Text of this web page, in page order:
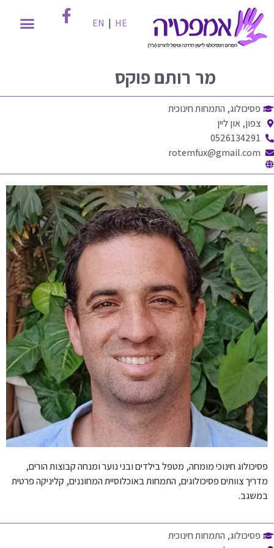
EN | HE
מר רותם פוקס
פסיכולוג, התמחות חינוכית
צפון, און ליין
0526134291
rotemfux@gmail.com
פסיכולוג חינוכי מומחה, מטפל בילדים ובני נוער ומנחה קבוצות הורים,
מדריך צוותים פסיכולוגים, התמחות באוכלוסיית המחוננים, קליניקה פרטית
במשגב.
פסיכולוג, התמחות חינוכית